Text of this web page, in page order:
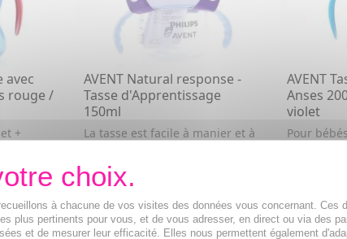
avec
rouge /
+
AVENT Natural response -
Tasse d'Apprentissage
150ml
La tasse est facile à manier et à
tenir.
11,99€
AJOUTER AU PANIER
AVENT
Anses
violet
Pour
à chacune de vos visites des données vous concernant. Ces
plus pertinents pour vous, et de vous adresser, en direct ou via des
et de mesurer leur efficacité. Elles nous permettent également